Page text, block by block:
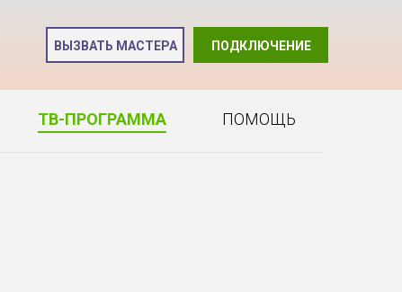
ПОДКЛЮЧЕНИЕ
ВЫЗВАТЬ МАСТЕРА
ТВ-ПРОГРАММА ПОМОЩЬ